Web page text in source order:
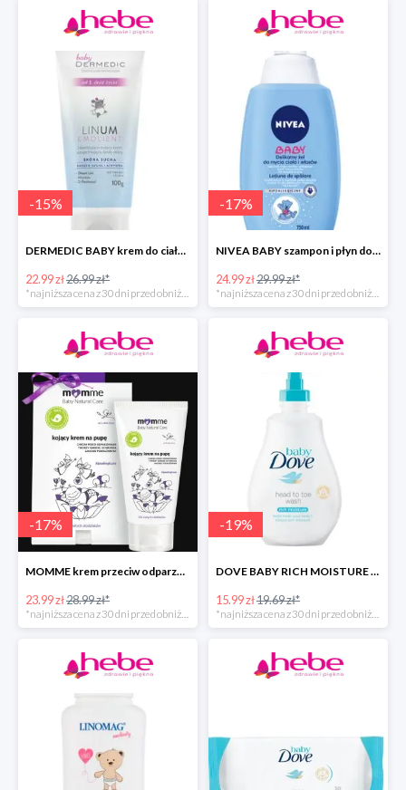
-15%
DERMEDIC BABY krem do ciała dla dzieci
22.99 zł26.99 zł*
-17%
NIVEA BABY szampon i płyn do kąpieli dla dziecka
24.99 zł29.99 zł*
-17%
MOMME krem przeciw odparzeniom
23.99 zł28.99 zł*
-19%
DOVE BABY RICH MOISTURE emulsja do mycia ciała i włosów -40%
15.99 zł19.69 zł*